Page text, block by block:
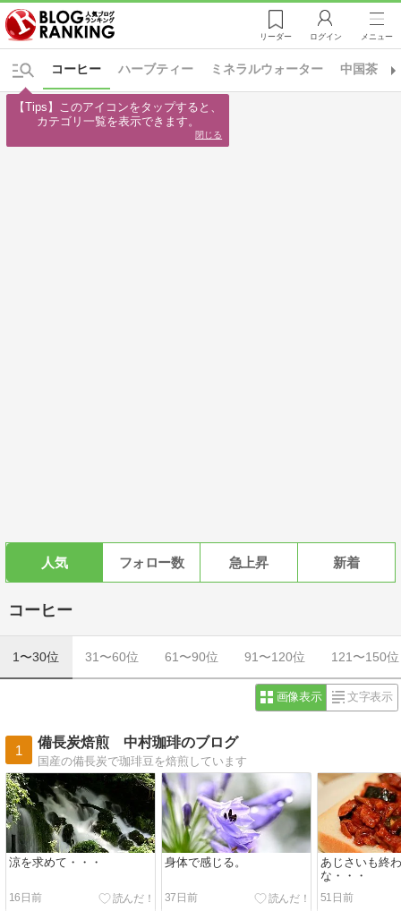
リーダー ログイン メニュー
コーヒー ハーブティー ミネラルウォーター 中国茶
人気 フォロー数 急上昇 新着
コーヒー
1〜30位 31〜60位 61〜90位 91〜120位 121〜150位
画像表示 文字表示
1
備長炭焙煎 中村珈琲のブログ
国産の備長炭で珈琲豆を焙煎しています
涼を求めて・・・
16日前
身体で感じる。
37日前
あじさいも終
な・・・
51日前
【Tips】このアイコンをタップすると、
カテゴリ一覧を表示できます。
閉じる